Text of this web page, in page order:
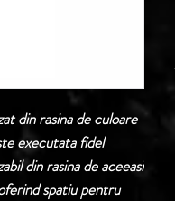
din rasina de culoare
executata fidel
din rasina de aceeasi
spatiu pentru